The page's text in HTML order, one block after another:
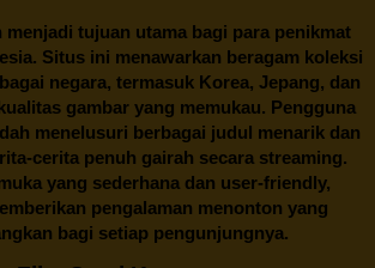
tujuan utama bagi para penikmat
Situs ini menawarkan beragam koleksi
negara, termasuk Korea, Jepang, dan
gambar yang memukau. Pengguna
menelusuri berbagai judul menarik dan
cerita penuh gairah secara streaming.
yang sederhana dan user-friendly,
pengalaman menonton yang
bagi setiap pengunjungnya.